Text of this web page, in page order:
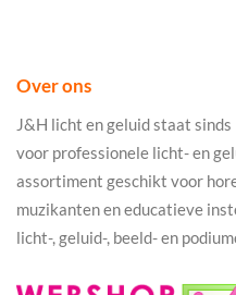
Over ons
J&H licht en geluid staat
voor professionele licht- en
assortiment geschikt voor
muzikanten en educatieve
licht-, geluid-, beeld- en